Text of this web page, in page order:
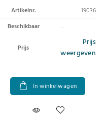
Artikelnr.
19036
Beschikbaar
Prijs
Prijs
weergeven
In winkelwagen